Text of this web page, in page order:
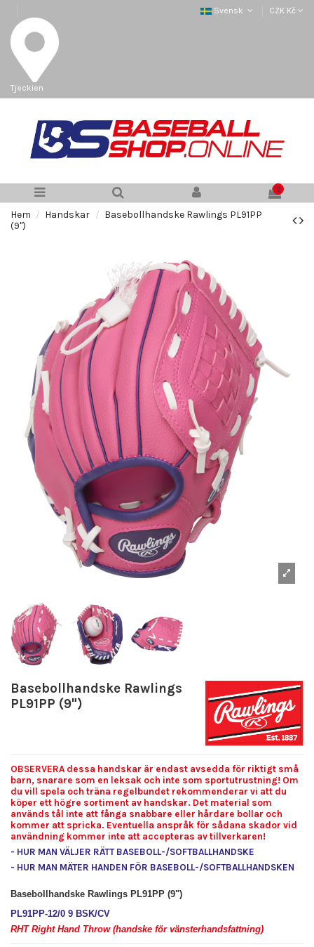
Tjeckien
Svensk CZK Kč
0
Hem Handskar
Basebollhandske Rawlings PL91PP
(9")
Basebollhandske Rawlings
PL91PP (9")
OBSERVERA dessa handskar är endast avsedda för riktigt små
barn, snarare som en leksak och inte som sportutrustning! Om
du vill spela och träna regelbundet rekommenderar vi att du
köper ett högre sortiment av handskar. Det material som
används tål inte att fånga snabbare eller hårdare bollar och
kommer att spricka. Eventuella anspråk för sådana skador vid
användning kommer inte att accepteras av tillverkaren!
- HUR MAN VÄLJER RÄTT BASEBOLL-/SOFTBALLHANDSKE
- HUR MAN MÄTER HANDEN FÖR BASEBOLL-/SOFTBALLHANDSKEN
Basebollhandske Rawlings PL91PP (9")
PL91PP-12/0 9 BSK/CV
RHT Right Hand Throw (handske för vänsterhandsfattning)